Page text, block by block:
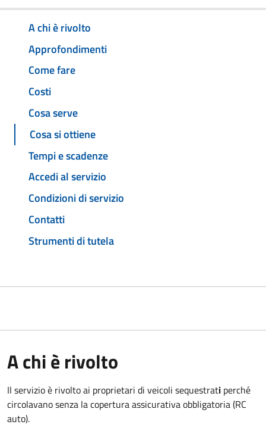
A chi è rivolto
Approfondimenti
Come fare
Costi
Cosa serve
Cosa si ottiene
Tempi e scadenze
Accedi al servizio
Condizioni di servizio
Contatti
Strumenti di tutela
A chi è rivolto
Il servizio è rivolto ai proprietari di veicoli sequestrati perché
circolavano senza la copertura assicurativa obbligatoria (RC
auto).